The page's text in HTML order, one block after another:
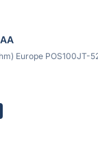
Europe POS100JT-